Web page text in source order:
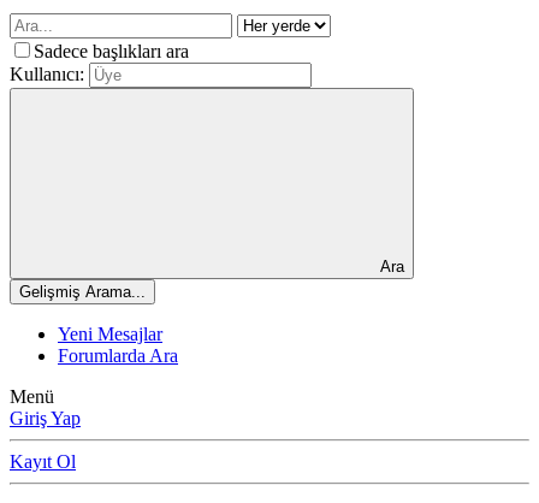
Sadece başlıkları ara
Kullanıcı:
Ara
Gelişmiş Arama...
Yeni Mesajlar
Forumlarda Ara
Menü
Giriş Yap
Kayıt Ol